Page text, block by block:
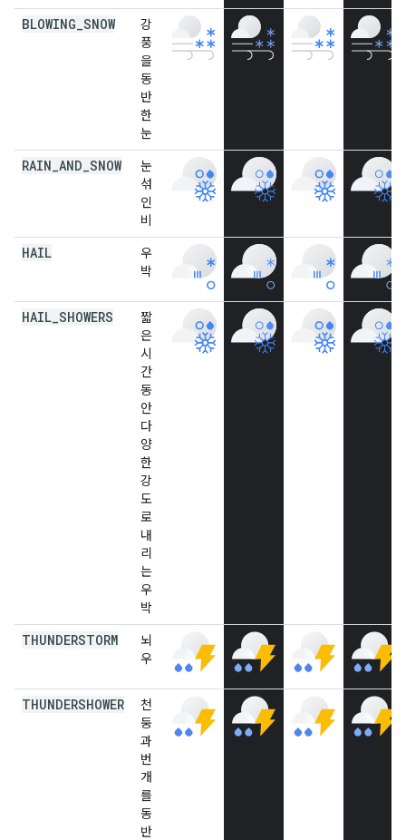
BLOWING SNOW
강
풍
을
동
반
한
눈
RAIN AND SNOW
눈
섞
인
비
HAIL
우
박
HAIL SHOWERS
짧
은
시
간
동
안
다
양
한
강
도
로
내
리
는
우
박
THUNDERSTORM
뇌
우
THUNDERSHOWER
천
둥
과
번
개
를
동
반